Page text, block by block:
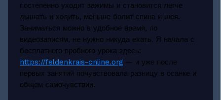
постепенно уходит зажимы и становится легче
дышать и ходить, меньше болит спина и шея.
Заниматься можно в удобное время, по
видеозаписям, не нужно никуда ехать. Я начала с
бесплатного пробного урока здесь:
https://feldenkrais-online.org— и уже после
первых занятий почувствовала разницу в осанке и
общем самочувствии.